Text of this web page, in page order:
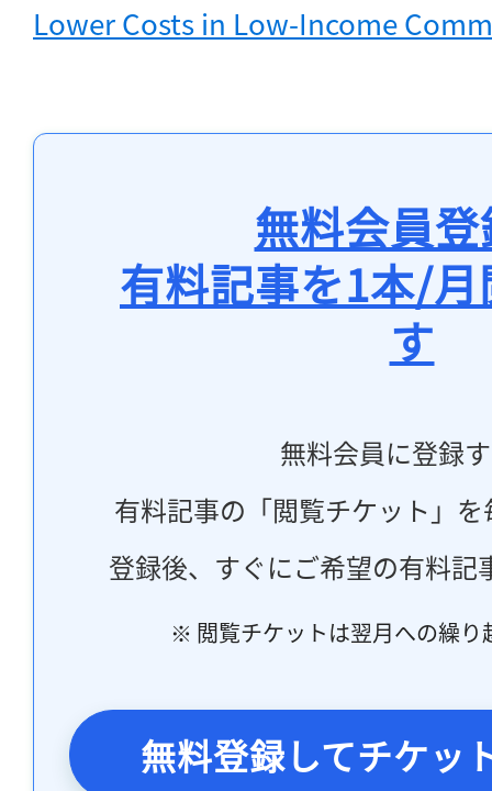
Lower Costs in Low-Income
無料会員
有料記事を1本/
す
無料会員に登録
有料記事の「閲覧チケット」
登録後、すぐにご希望の有料記
※ 閲覧チケットは翌月への繰り
無料登録してチケッ